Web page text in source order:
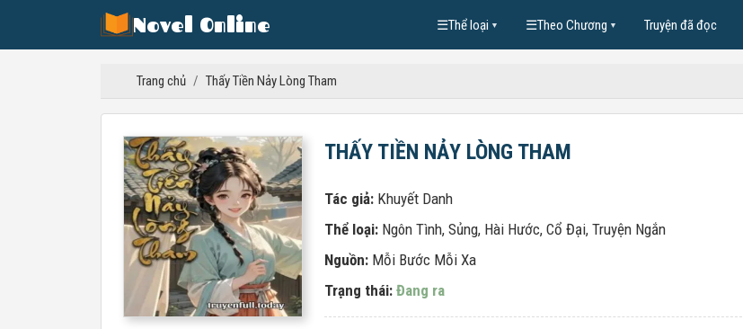
Novel Online ☰Thể loại ▼ ☰Theo Chương ▼ Truyện đã đọc
Trang chủ / Thấy Tiền Nảy Lòng Tham
THẤY TIỀN NẢY LÒNG THAM
Tác giả: Khuyết Danh
Thể loại: Ngôn Tình, Sủng, Hài Hước, Cổ Đại, Truyện Ngắn
Nguồn: Mỗi Bước Mỗi Xa
Trạng thái: Đang ra